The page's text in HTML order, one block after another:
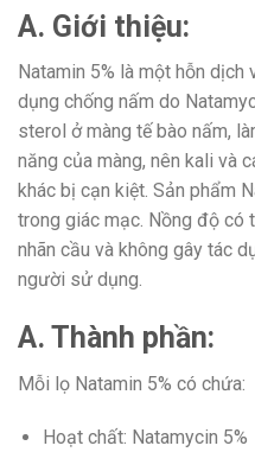
A. Giới thiệu:
Natamin 5% là một hỗn
dụng chống nấm do
sterol ở màng tế bào nấm,
năng của màng, nên kali và
khác bị cạn kiệt. Sản phẩm
trong giác mạc. Nồng độ có
nhãn cầu và không gây tác
người sử dụng.
A. Thành phần:
Mỗi lọ Natamin 5% có chứa:
Hoạt chất: Natamycin 5%